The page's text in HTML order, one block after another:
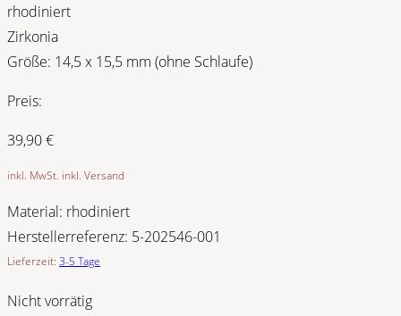
rhodiniert
Zirkonia
Größe: 14,5 x 15,5 mm (ohne Schlaufe)
Preis:
39,90€
inkl. MwSt. inkl. Versand
Material: rhodiniert
Herstellerreferenz: 5-202546-001
Lieferzeit: 3-5 Tage
Nicht vorrätig